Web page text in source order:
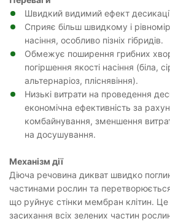
Швидкий видимий ефект
Сприяє більш швидкому і
насіння, особливо пізніх гібридів.
Обмежує поширення грибних
погіршення якості насіння (біла,
альтернаріоз, пліснявіння).
Низькі витрати на проведення
економічна ефективність за
комбайнування, зменшення
на досушування.
Механізм дії
Діюча речовина дикват швидко
частинами рослин та
що руйнує стінки мембран клітин.
засихання всіх зелених частин